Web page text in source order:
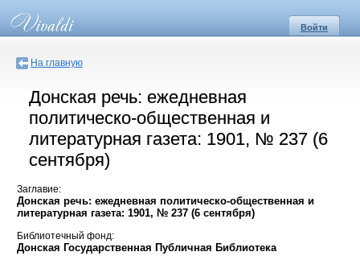
Войти
На главную
Донская речь: ежедневная
политическо-общественная и
литературная газета: 1901, № 237 (6
сентября)
Заглавие:
Донская речь: ежедневная политическо-общественная и
литературная газета: 1901, № 237 (6 сентября)
Библиотечный фонд:
Донская Государственная Публичная Библиотека